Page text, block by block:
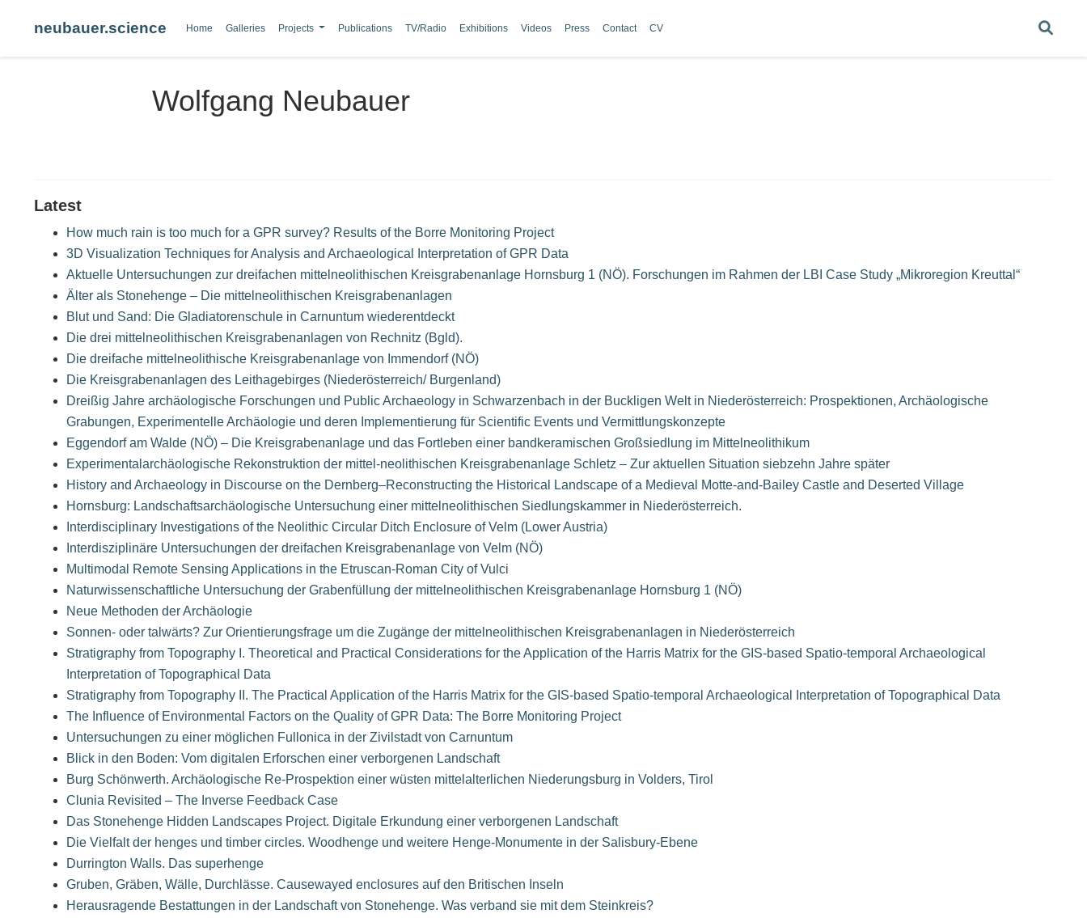
neubauer.science Home Galleries Projects Publications TV/Radio Exhibitions Videos Press Contact CV
Wolfgang Neubauer
Latest
How much rain is too much for a GPR survey? Results of the Borre Monitoring Project
3D Visualization Techniques for Analysis and Archaeological Interpretation of GPR Data
Aktuelle Untersuchungen zur dreifachen mittelneolithischen Kreisgrabenanlage Hornsburg 1 (NÖ). Forschungen im Rahmen der LBI Case Study „Mikroregion Kreuttal“
Älter als Stonehenge – Die mittelneolithischen Kreisgrabenanlagen
Blut und Sand: Die Gladiatorenschule in Carnuntum wiederentdeckt
Die drei mittelneolithischen Kreisgrabenanlagen von Rechnitz (Bgld).
Die dreifache mittelneolithische Kreisgrabenanlage von Immendorf (NÖ)
Die Kreisgrabenanlagen des Leithagebirges (Niederösterreich/ Burgenland)
Dreißig Jahre archäologische Forschungen und Public Archaeology in Schwarzenbach in der Buckligen Welt in Niederösterreich: Prospektionen, Archäologische
Grabungen, Experimentelle Archäologie und deren Implementierung für Scientific Events und Vermittlungskonzepte
Eggendorf am Walde (NÖ) – Die Kreisgrabenanlage und das Fortleben einer bandkeramischen Großsiedlung im Mittelneolithikum
Experimentalarchäologische Rekonstruktion der mittel-neolithischen Kreisgrabenanlage Schletz – Zur aktuellen Situation siebzehn Jahre später
History and Archaeology in Discourse on the Dernberg–Reconstructing the Historical Landscape of a Medieval Motte-and-Bailey Castle and Deserted Village
Hornsburg: Landschaftsarchäologische Untersuchung einer mittelneolithischen Siedlungskammer in Niederösterreich.
Interdisciplinary Investigations of the Neolithic Circular Ditch Enclosure of Velm (Lower Austria)
Interdisziplinäre Untersuchungen der dreifachen Kreisgrabenanlage von Velm (NÖ)
Multimodal Remote Sensing Applications in the Etruscan-Roman City of Vulci
Naturwissenschaftliche Untersuchung der Grabenfüllung der mittelneolithischen Kreisgrabenanlage Hornsburg 1 (NÖ)
Neue Methoden der Archäologie
Sonnen- oder talwärts? Zur Orientierungsfrage um die Zugänge der mittelneolithischen Kreisgrabenanlagen in Niederösterreich
Stratigraphy from Topography I. Theoretical and Practical Considerations for the Application of the Harris Matrix for the GIS-based Spatio-temporal Archaeological
Interpretation of Topographical Data
Stratigraphy from Topography II. The Practical Application of the Harris Matrix for the GIS-based Spatio-temporal Archaeological Interpretation of Topographical Data
The Influence of Environmental Factors on the Quality of GPR Data: The Borre Monitoring Project
Untersuchungen zu einer möglichen Fullonica in der Zivilstadt von Carnuntum
Blick in den Boden: Vom digitalen Erforschen einer verborgenen Landschaft
Burg Schönwerth. Archäologische Re-Prospektion einer wüsten mittelalterlichen Niederungsburg in Volders, Tirol
Clunia Revisited – The Inverse Feedback Case
Das Stonehenge Hidden Landscapes Project. Digitale Erkundung einer verborgenen Landschaft
Die Vielfalt der henges und timber circles. Woodhenge und weitere Henge-Monumente in der Salisbury-Ebene
Durrington Walls. Das superhenge
Gruben, Gräben, Wälle, Durchlässe. Causewayed enclosures auf den Britischen Inseln
Herausragende Bestattungen in der Landschaft von Stonehenge. Was verband sie mit dem Steinkreis?